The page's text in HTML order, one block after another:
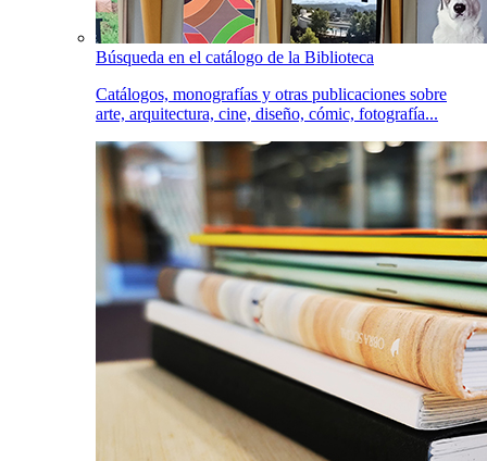
Búsqueda en el catálogo de la Biblioteca
Catálogos, monografías y otras publicaciones sobre
arte, arquitectura, cine, diseño, cómic, fotografía...